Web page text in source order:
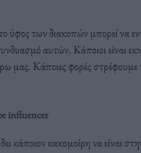
ύφος των διακοπών μπορεί να
αυτών. Κάποιοι είναι
μας. Κάποιες φορές
influencer
κάποιον κακομοίρη να είναι